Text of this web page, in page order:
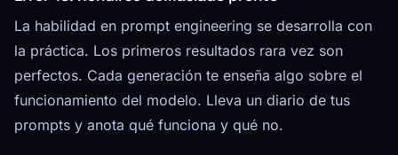
La habilidad en prompt engineering se desarrolla con
la práctica. Los primeros resultados rara vez son
perfectos. Cada generación te enseña algo sobre el
funcionamiento del modelo. Lleva un diario de tus
prompts y anota qué funciona y qué no.